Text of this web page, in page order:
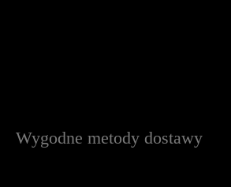
Wygodne metody dostawy